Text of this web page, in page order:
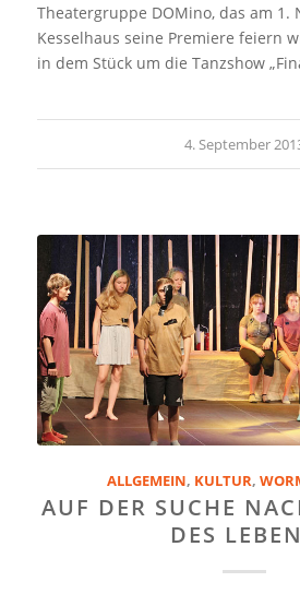
Theatergruppe DOMino, das am 1.
Kesselhaus seine Premiere feiern
in dem Stück um die Tanzshow
4. September
ALLGEMEIN, KULTUR,
AUF DER SUCHE
DES